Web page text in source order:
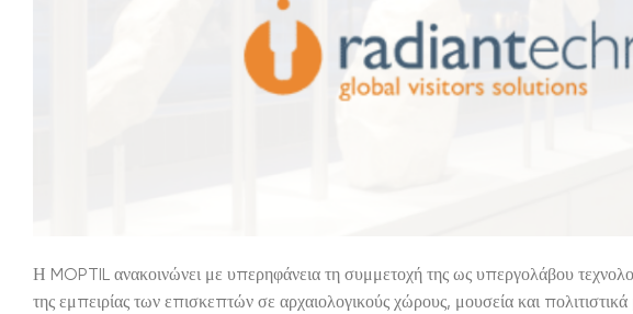
Η MOPTIL ανακοινώνει με υπερηφάνεια τη συμμετοχή της ως υπεργολάβου
της εμπειρίας των επισκεπτών σε αρχαιολογικούς χώρους, μουσεία και